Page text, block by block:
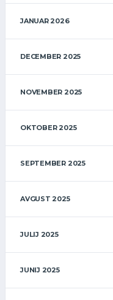
JANUAR 2026
DECEMBER 2025
NOVEMBER 2025
OKTOBER 2025
SEPTEMBER 2025
AVGUST 2025
JULIJ 2025
JUNIJ 2025